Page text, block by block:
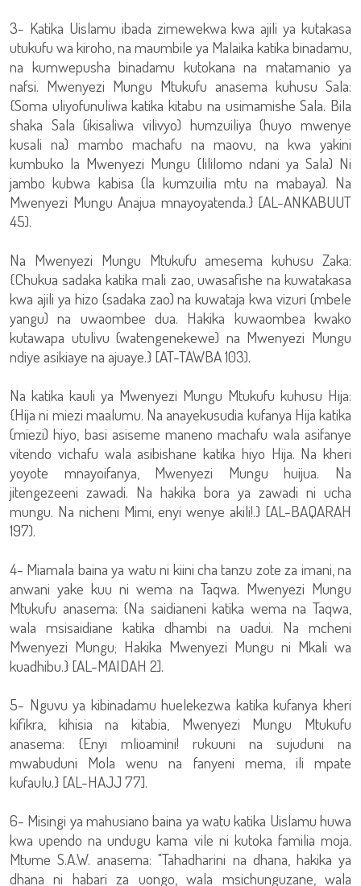
3- Katika Uislamu ibada zimewekwa kwa ajili ya kutakasa
utukufu wa kiroho, na maumbile ya Malaika katika binadamu,
na kumwepusha binadamu kutokana na matamanio ya
nafsi. Mwenyezi Mungu Mtukufu anasema kuhusu Sala:
{Soma uliyofunuliwa katika kitabu na usimamishe Sala. Bila
shaka Sala (ikisaliwa vilivyo) humzuiliya (huyo mwenye
kusali na) mambo machafu na maovu, na kwa yakini
kumbuko la Mwenyezi Mungu (lililomo ndani ya Sala) Ni
jambo kubwa kabisa (la kumzuilia mtu na mabaya). Na
Mwenyezi Mungu Anajua mnayoyatenda.} [AL-ANKABUUT
45).
Na Mwenyezi Mungu Mtukufu amesema kuhusu Zaka:
{Chukua sadaka katika mali zao, uwasafishe na kuwatakasa
kwa ajili ya hizo (sadaka zao) na kuwataja kwa vizuri (mbele
yangu) na uwaombee dua. Hakika kuwaombea kwako
kutawapa utulivu (watengenekewe) na Mwenyezi Mungu
ndiye asikiaye na ajuaye.} [AT-TAWBA 103).
Na katika kauli ya Mwenyezi Mungu Mtukufu kuhusu Hija:
{Hija ni miezi maalumu. Na anayekusudia kufanya Hija katika
(miezi) hiyo, basi asiseme maneno machafu wala asifanye
vitendo vichafu wala asibishane katika hiyo Hija. Na kheri
yoyote mnayoifanya, Mwenyezi Mungu huijua. Na
jitengezeeni zawadi. Na hakika bora ya zawadi ni ucha
mungu. Na nicheni Mimi, enyi wenye akili!.} [AL-BAQARAH
197).
4- Miamala baina ya watu ni kiini cha tanzu zote za imani, na
anwani yake kuu ni wema na Taqwa. Mwenyezi Mungu
Mtukufu anasema: {Na saidianeni katika wema na Taqwa,
wala msisaidiane katika dhambi na uadui. Na mcheni
Mwenyezi Mungu; Hakika Mwenyezi Mungu ni Mkali wa
kuadhibu.} [AL-MAIDAH 2].
5- Nguvu ya kibinadamu huelekezwa katika kufanya kheri
kifikra, kihisia na kitabia, Mwenyezi Mungu Mtukufu
anasema: {Enyi mlioamini! rukuuni na sujuduni na
mwabuduni Mola wenu na fanyeni mema, ili mpate
kufaulu.} [AL-HAJJ 77].
6- Misingi ya mahusiano baina ya watu katika Uislamu huwa
kwa upendo na undugu kama vile ni kutoka familia moja.
Mtume S.A.W. anasema: "Tahadharini na dhana, hakika ya
dhana ni habari za uongo, wala msichunguzane, wala